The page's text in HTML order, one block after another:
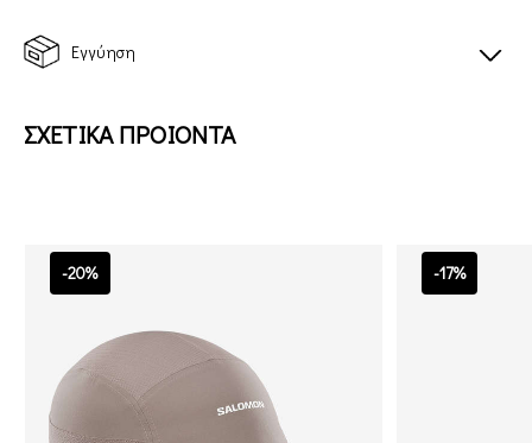
Εγγύηση
ΣΧΕΤΙΚΑ ΠΡΟΙΟΝΤΑ
-20% -17%